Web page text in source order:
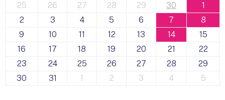
25
26 27 28 29 30
1
2
3 4 5 6 7
8
9
10 11 12 13 14
15
16
17 18 19 20 21
22
23
24 25 26 27 28
29
30
31 1 2 3 4 5